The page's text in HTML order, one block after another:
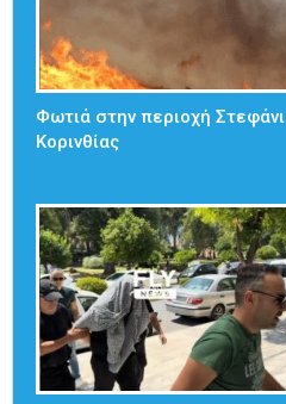
Φωτιά στην περιοχή Στεφάνι
Κορινθίας